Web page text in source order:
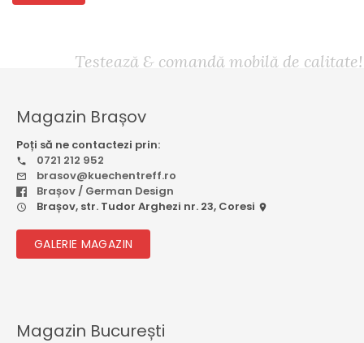
Testează & comandă mobilă de calitate!
Magazin Brașov
Poți să ne contactezi prin:
0721 212 952
brasov@kuechentreff.ro
Brașov / German Design
Brașov, str. Tudor Arghezi nr. 23, Coresi
GALERIE MAGAZIN
Magazin București